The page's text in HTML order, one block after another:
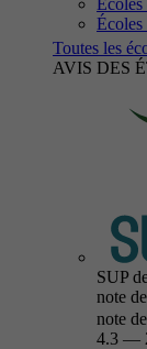
Écoles
Écoles
Toutes les
AVIS DES
SUP
note de
note
4.3 —